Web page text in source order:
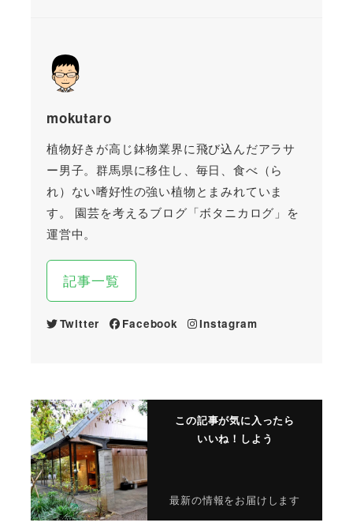
mokutaro
植物好きが高じ鉢物業界に飛び込んだアラサ
ー男子。群馬県に移住し、毎日、食べ（ら
れ）ない嗜好性の強い植物とまみれていま
す。 園芸を考えるブログ「ボタニカログ」を
運営中。
記事一覧
Twitter Facebook Instagram
この記事が気に入ったら
いいね！しよう
最新の情報をお届けします